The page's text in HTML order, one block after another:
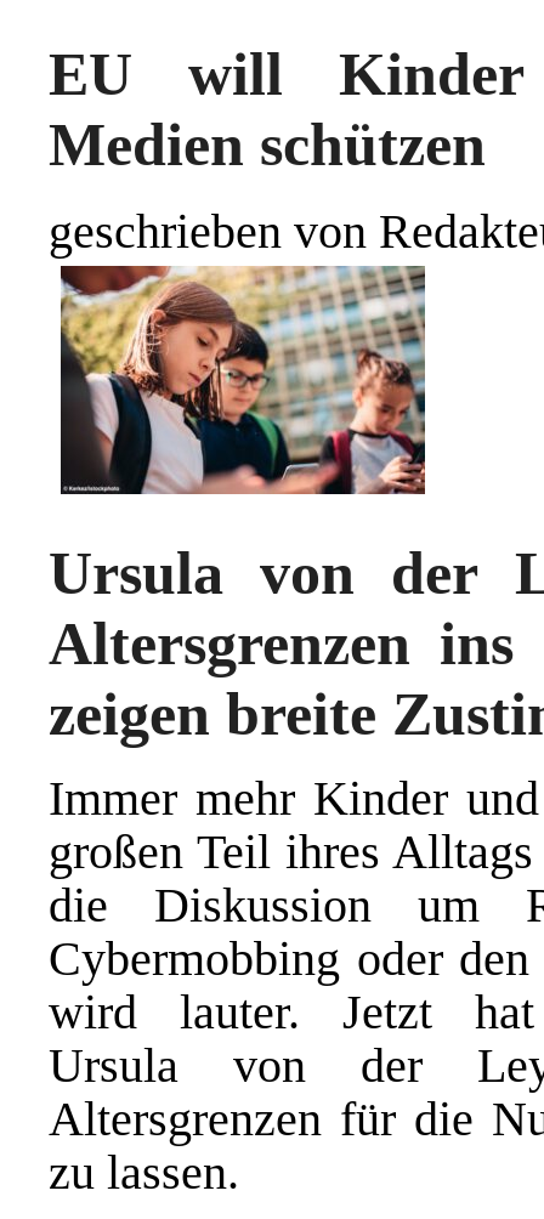
EU will Kinder
Medien schützen
geschrieben von
Ursula von der
Altersgrenzen
zeigen breite
Immer mehr Kinder
großen Teil ihres
die Diskussion um
Cybermobbing oder
wird lauter. Jetzt hat
Ursula von der
Altersgrenzen für die
zu lassen.